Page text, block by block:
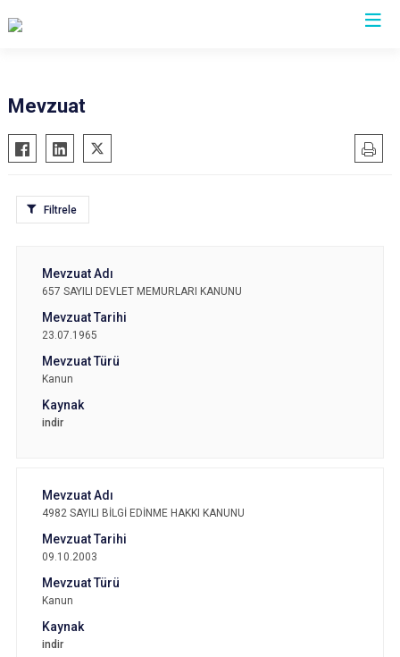
Bozdoğan
Buharkent
Çine
Didim
İncirliova
Karpuzlu
Mevzuat
Filtrele
657 SAYILI DEVLET MEMURLARI KANUNU
23.07.1965
Kanun
indir
4982 SAYILI BİLGİ EDİNME HAKKI KANUNU
09.10.2003
Kanun
indir